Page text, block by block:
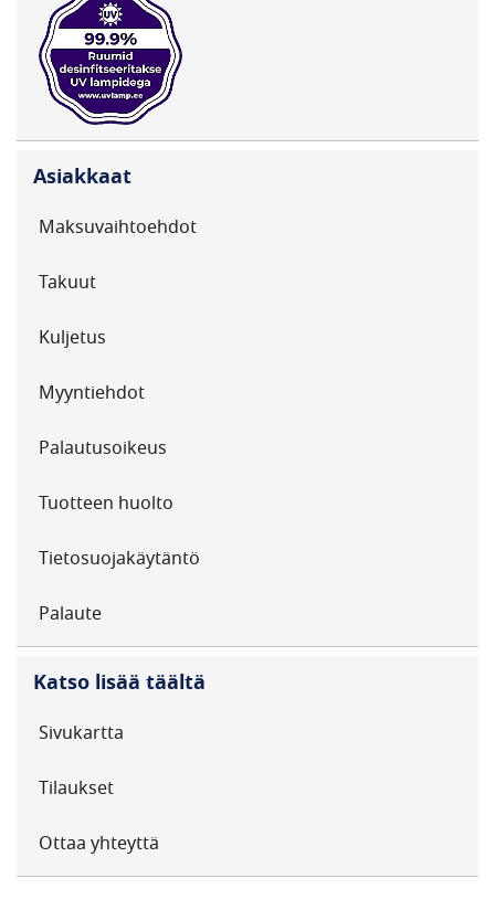
Asiakkaat
Maksuvaihtoehdot
Takuut
Kuljetus
Myyntiehdot
Palautusoikeus
Tuotteen huolto
Tietosuojakäytäntö
Palaute
Katso lisää täältä
Sivukartta
Tilaukset
Ottaa yhteyttä